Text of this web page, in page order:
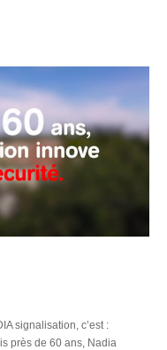
signalisation, c’est :
près de 60 ans, Nadia